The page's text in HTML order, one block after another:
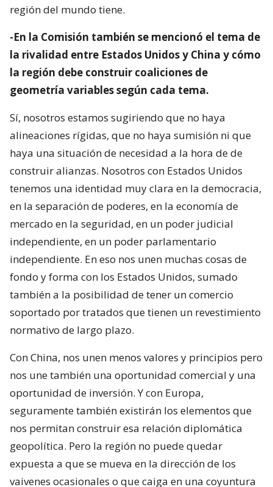
región del mundo tiene.
-En la Comisión también se mencionó el tema de
la rivalidad entre Estados Unidos y China y cómo
la región debe construir coaliciones de
geometría variables según cada tema.
Sí, nosotros estamos sugiriendo que no haya
alineaciones rígidas, que no haya sumisión ni que
haya una situación de necesidad a la hora de de
construir alianzas. Nosotros con Estados Unidos
tenemos una identidad muy clara en la democracia,
en la separación de poderes, en la economía de
mercado en la seguridad, en un poder judicial
independiente, en un poder parlamentario
independiente. En eso nos unen muchas cosas de
fondo y forma con los Estados Unidos, sumado
también a la posibilidad de tener un comercio
soportado por tratados que tienen un revestimiento
normativo de largo plazo.
Con China, nos unen menos valores y principios pero
nos une también una oportunidad comercial y una
oportunidad de inversión. Y con Europa,
seguramente también existirán los elementos que
nos permitan construir esa relación diplomática
geopolítica. Pero la región no puede quedar
expuesta a que se mueva en la dirección de los
vaivenes ocasionales o que caiga en una coyuntura